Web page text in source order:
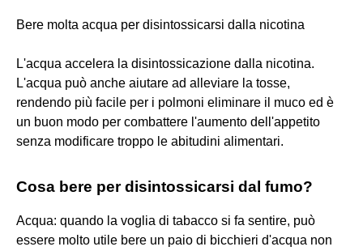
Bere molta acqua per disintossicarsi dalla nicotina
L'acqua accelera la disintossicazione dalla nicotina.
L'acqua può anche aiutare ad alleviare la tosse,
rendendo più facile per i polmoni eliminare il muco ed è
un buon modo per combattere l'aumento dell'appetito
senza modificare troppo le abitudini alimentari.
Cosa bere per disintossicarsi dal fumo?
Acqua: quando la voglia di tabacco si fa sentire, può
essere molto utile bere un paio di bicchieri d'acqua non